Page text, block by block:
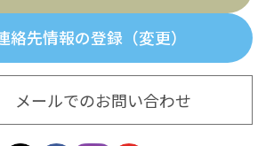
絡先情報の登録（変更）
メールでのお問い合わせ